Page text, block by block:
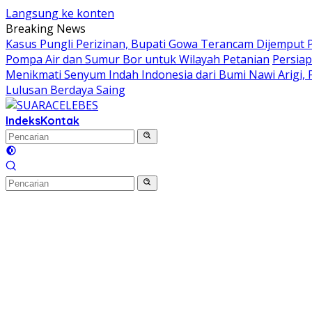
Langsung ke konten
Breaking News
Kasus Pungli Perizinan, Bupati Gowa Terancam Dijemput
Pompa Air dan Sumur Bor untuk Wilayah Petanian
Menikmati Senyum Indah Indonesia dari Bumi Nawi Arigi,
Lulusan Berdaya Saing
IndeksKontak